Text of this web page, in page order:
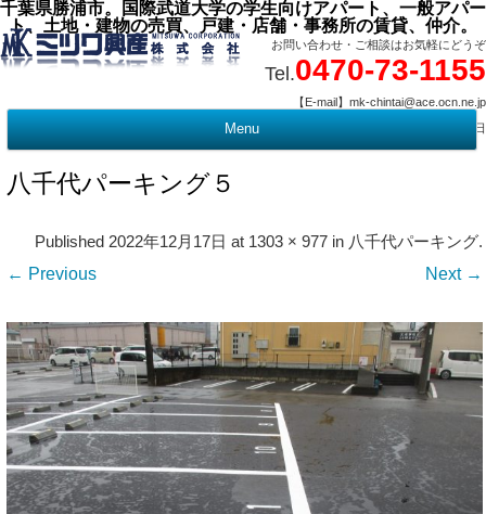
千葉県勝浦市。国際武道大学の学生向けアパート、一般アパー
ト、土地・建物の売買、戸建・店舗・事務所の賃貸、仲介。
お問い合わせ・ご相談はお気軽にどうぞ
Tel.0470-73-1155
【E-mail】mk-chintai@ace.ocn.ne.jp
【営業時間】09:00 ～ 17:15 【定 休 日】水曜・祭日
Menu
八千代パーキング５
Published2022年12月17日 at 1303 × 977 in 八千代パーキング.
← Previous Next →